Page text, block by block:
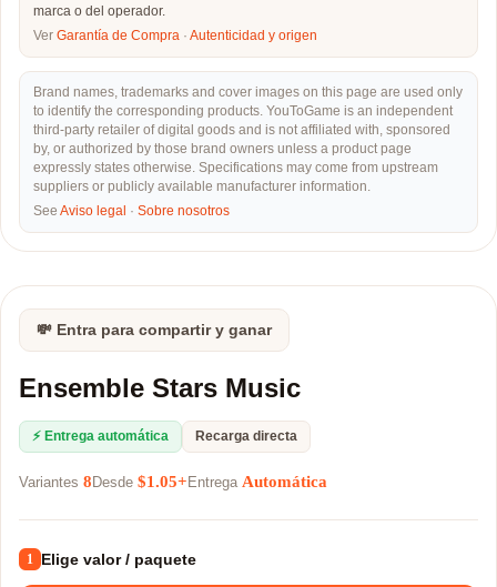
marca o del operador.
Ver Garantía de Compra · Autenticidad y origen
Brand names, trademarks and cover images on this page are used only
to identify the corresponding products. YouToGame is an independent
third-party retailer of digital goods and is not affiliated with, sponsored
by, or authorized by those brand owners unless a product page
expressly states otherwise. Specifications may come from upstream
suppliers or publicly available manufacturer information.
See Aviso legal · Sobre nosotros
💸 Entra para compartir y ganar
Ensemble Stars Music
⚡ Entrega automática Recarga directa
Variantes 8 Desde $1.05+ Entrega Automática
1 Elige valor / paquete